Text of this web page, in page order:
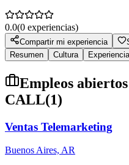
0.0(0 experiencias)
Compartir mi experiencia
Resumen
Cultura
Empleos
CALL(1)
Ventas Telemarketing
Buenos Aires, AR